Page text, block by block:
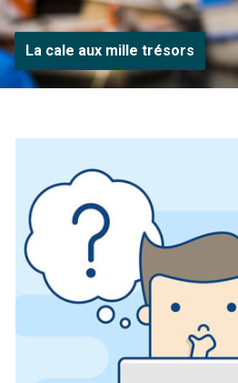
La cale aux mille trésors